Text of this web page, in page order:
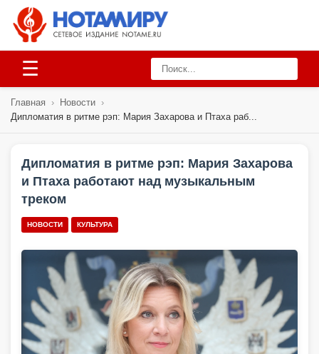
☰
Главная › Новости ›
Дипломатия в ритме рэп: Мария Захарова и Птаха раб...
Дипломатия в ритме рэп: Мария Захарова
и Птаха работают над музыкальным
треком
НОВОСТИ КУЛЬТУРА